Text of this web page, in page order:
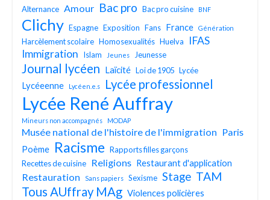
Alternance Amour Bac pro Bac pro cuisine BNF
Clichy Espagne Exposition Fans France Génération
Harcèlement scolaire Homosexualités Huelva
IFAS
Immigration
Islam Jeunes Jeunesse
Journal lycéen Laïcité Loi de 1905 Lycée
Lycéeenne Lycéen.e.s Lycée professionnel
Lycée René Auffray
Mineurs non accompagnés MODAP
Musée national de l'histoire de l'immigration Paris
Poème Racisme Rapports filles garçons
Recettes de cuisine
Religions Restaurant d'application
Restauration Sans papiers Sexisme Stage TAM
Tous AUffray MAg Violences policières